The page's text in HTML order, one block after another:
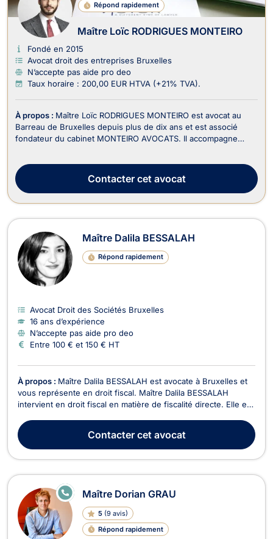
Répond rapidement
Maître Loïc RODRIGUES MONTEIRO
Fondé en 2015
Avocat droit des entreprises Bruxelles
N’accepte pas aide pro deo
Taux horaire : 200,00 EUR HTVA (+21% TVA).
À propos : Maître Loïc RODRIGUES MONTEIRO est avocat au
Barreau de Bruxelles depuis plus de dix ans et est associé
fondateur du cabinet MONTEIRO AVOCATS. Il accompagne
dirigeants d'entreprise. Son cabinet assure d'ailleurs...
Contactercet avocat
Maître Dalila BESSALAH
Répond rapidement
Avocat Droit des Sociétés Bruxelles
16 ans d’expérience
N’accepte pas aide pro deo
Entre 100 € et 150 € HT
À propos : Maître Dalila BESSALAH est avocate à Bruxelles et
vous représente en droit fiscal. Maître Dalila BESSALAH
intervient en droit fiscal en matière de fiscalité directe. Elle est
personnes physiques, de l’impôt des sociétés, de l’impôt des
non-résidents et de celui des pers...
Contactercet avocat
Maître Dorian GRAU
5 (9 avis)
Répond rapidement
E
N
E